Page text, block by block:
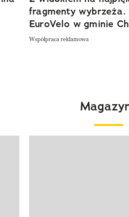
fragmenty wybrzeża.
EuroVelo w gminie
Współpraca reklamowa